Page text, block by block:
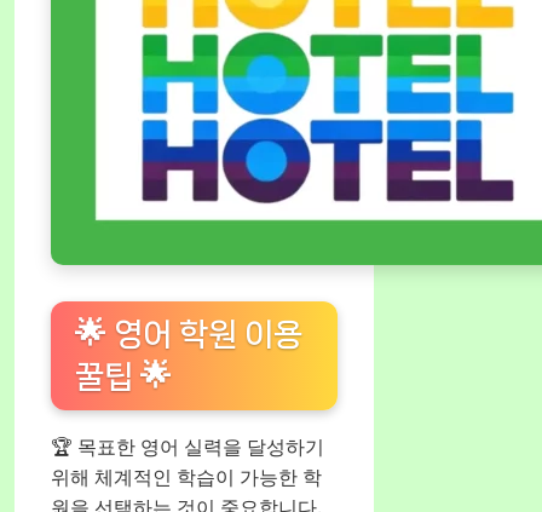
🌟 영어 학원 이용
꿀팁 🌟
🏆 목표한 영어 실력을 달성하기
위해 체계적인 학습이 가능한 학